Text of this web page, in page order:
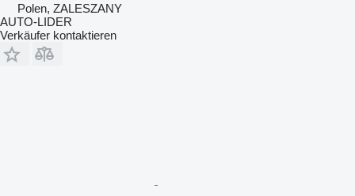
Polen, ZALESZANY
AUTO-LIDER
Verkäufer kontaktieren